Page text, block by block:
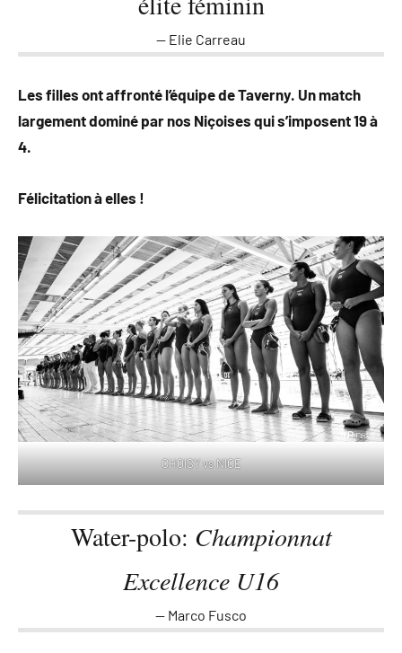
Elie Carreau
Les filles ont affronté l’équipe de Taverny. Un match
largement dominé par nos Niçoises qui s’imposent 19 à
4.
Félicitation à elles !
CHOISY vs NICE
Water-polo: Championnat
Excellence U16
Marco Fusco